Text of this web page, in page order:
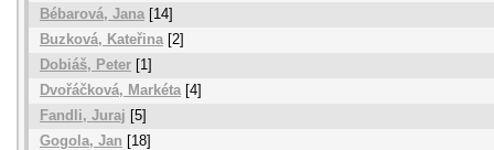
Bébarová, Jana [14]
Buzková, Kateřina[2]
Dobiáš, Peter [1]
Dvořáčková, Markéta[4]
Fandli, Juraj [5]
Gogola, Jan [18]